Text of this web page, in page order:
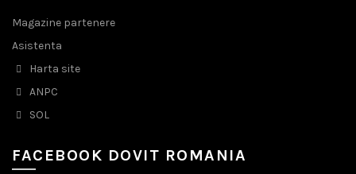
Magazine partenere
Asistenta
Harta site
ANPC
SOL
FACEBOOK DOVIT ROMANIA